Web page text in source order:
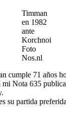
Timman
en 1982
ante
Korchnoi
Foto
Nos.nl
cumple 71 años
mi Nota 635
su partida